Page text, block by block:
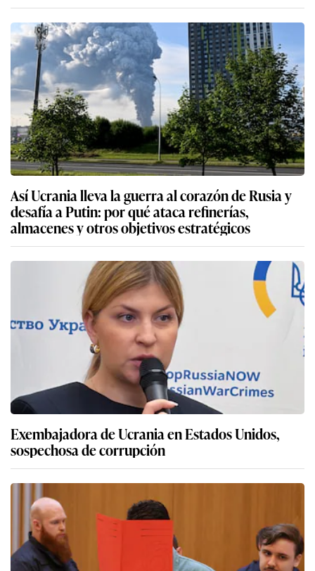
Así Ucrania lleva la guerra al corazón de Rusia y
desafía a Putin: por qué ataca refinerías,
almacenes y otros objetivos estratégicos
Exembajadora de Ucrania en Estados Unidos,
sospechosa de corrupción